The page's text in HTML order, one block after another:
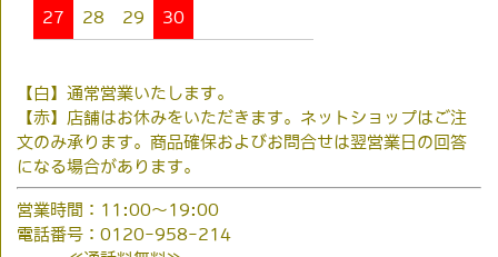
27 28 29 30
【白】通常営業いたします。
【赤】店舗はお休みをいただきます。ネットショップはご注
文のみ承ります。商品確保およびお問合せは翌営業日の回答
になる場合があります。
営業時間：11:00～19:00
電話番号：0120-958-214